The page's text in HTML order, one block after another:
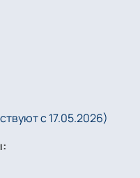
с 17.05.2026)